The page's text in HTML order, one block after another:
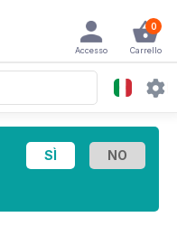
0
Carrello
Accesso